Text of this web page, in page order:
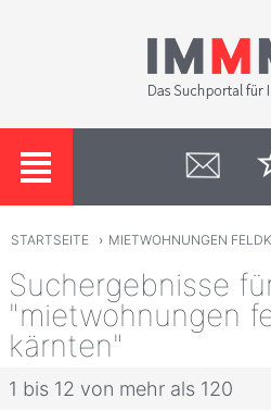
STARTSEITE › MIETWOHNUNGEN
Suchergebnisse
"mietwohnungen
kärnten"
1 bis 12 von mehr als 120